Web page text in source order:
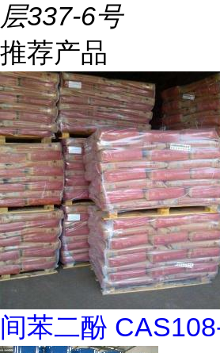
层337-6号
推荐产品
间苯二酚